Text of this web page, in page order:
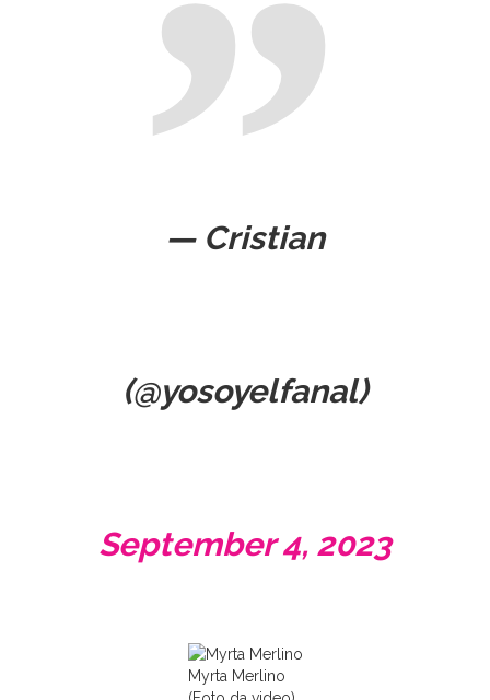
— Cristian
(@yosoyelfanal)
September 4, 2023
Myrta Merlino